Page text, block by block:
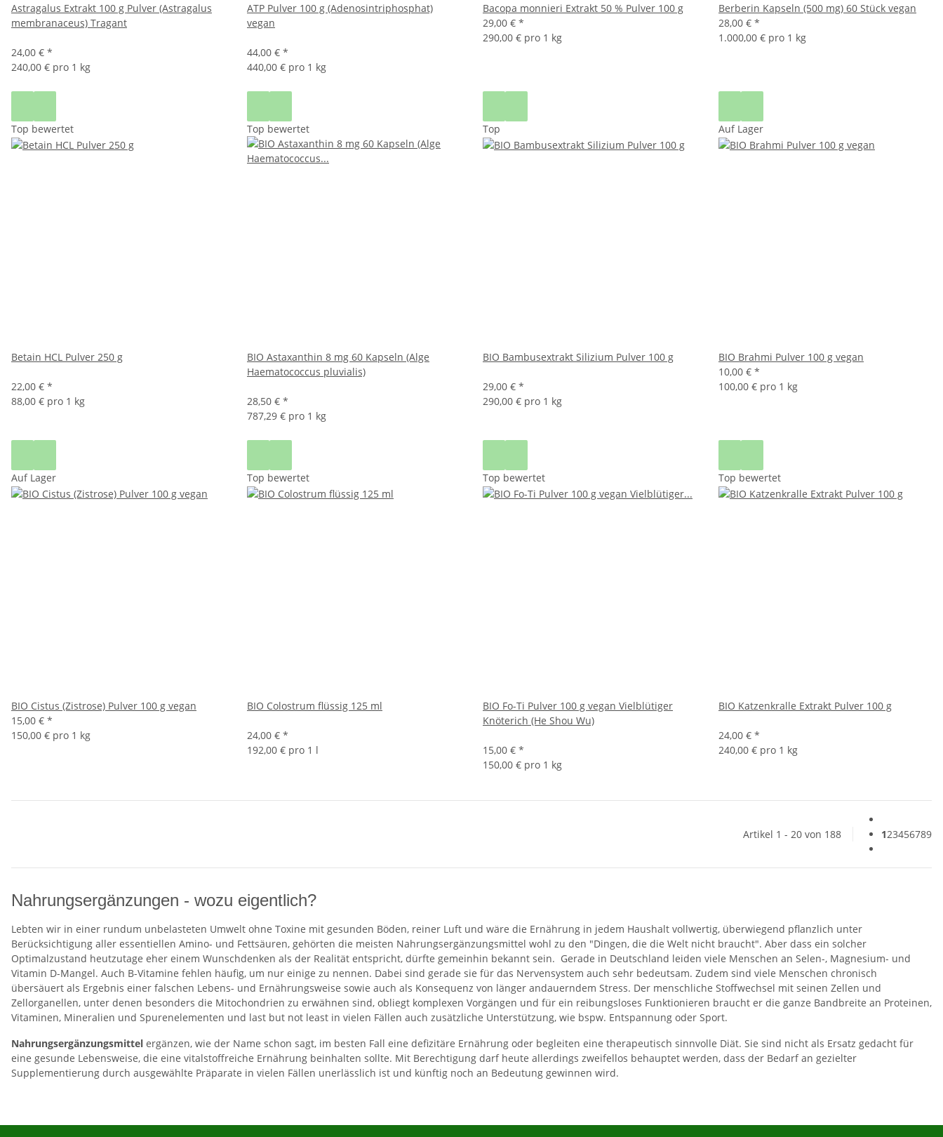
Astragalus Extrakt 100 g Pulver (Astragalus
membranaceus) Tragant
24,00 € *
240,00 € pro 1 kg
ATP Pulver 100 g (Adenosintriphosphat)
vegan
44,00 € *
440,00 € pro 1 kg
Bacopa monnieri Extrakt 50 % Pulver 100 g
29,00 € *
290,00 € pro 1 kg
Berberin Kapseln (500 mg) 60 Stück vegan
28,00 € *
1.000,00 € pro 1 kg
Top bewertet
Betain HCL Pulver 250 g
22,00 € *
88,00 € pro 1 kg
Top bewertet
BIO Astaxanthin 8 mg 60 Kapseln (Alge
Haematococcus pluvialis)
28,50 € *
787,29 € pro 1 kg
Top
BIO Bambusextrakt Silizium Pulver 100 g
29,00 € *
290,00 € pro 1 kg
Auf Lager
BIO Brahmi Pulver 100 g vegan
10,00 € *
100,00 € pro 1 kg
Auf Lager
BIO Cistus (Zistrose) Pulver 100 g vegan
15,00 € *
150,00 € pro 1 kg
Top bewertet
BIO Colostrum flüssig 125 ml
24,00 € *
192,00 € pro 1 l
Top bewertet
BIO Fo-Ti Pulver 100 g vegan Vielblütiger
Knöterich (He Shou Wu)
15,00 € *
150,00 € pro 1 kg
Top bewertet
BIO Katzenkralle Extrakt Pulver 100 g
24,00 € *
240,00 € pro 1 kg
Artikel 1 - 20 von 188 123456789
Nahrungsergänzungen - wozu eigentlich?
Lebten wir in einer rundum unbelasteten Umwelt ohne Toxine mit gesunden Böden, reiner Luft und wäre die Ernährung in jedem Haushalt vollwertig, überwiegend pflanzlich unter
Berücksichtigung aller essentiellen Amino- und Fettsäuren, gehörten die meisten Nahrungsergänzungsmittel wohl zu den "Dingen, die die Welt nicht braucht". Aber dass ein solcher
Optimalzustand heutzutage eher einem Wunschdenken als der Realität entspricht, dürfte gemeinhin bekannt sein. Gerade in Deutschland leiden viele Menschen an Selen-, Magnesium- und
Vitamin D-Mangel. Auch B-Vitamine fehlen häufig, um nur einige zu nennen. Dabei sind gerade sie für das Nervensystem auch sehr bedeutsam. Zudem sind viele Menschen chronisch
übersäuert als Ergebnis einer falschen Lebens- und Ernährungsweise sowie auch als Konsequenz von länger andauerndem Stress. Der menschliche Stoffwechsel mit seinen Zellen und
Zellorganellen, unter denen besonders die Mitochondrien zu erwähnen sind, obliegt komplexen Vorgängen und für ein reibungsloses Funktionieren braucht er die ganze Bandbreite an Proteinen,
Vitaminen, Mineralien und Spurenelementen und last but not least in vielen Fällen auch zusätzliche Unterstützung, wie bspw. Entspannung oder Sport.
Nahrungsergänzungsmittel ergänzen, wie der Name schon sagt, im besten Fall eine defizitäre Ernährung oder begleiten eine therapeutisch sinnvolle Diät. Sie sind nicht als Ersatz gedacht für
eine gesunde Lebensweise, die eine vitalstoffreiche Ernährung beinhalten sollte. Mit Berechtigung darf heute allerdings zweifellos behauptet werden, dass der Bedarf an gezielter
Supplementierung durch ausgewählte Präparate in vielen Fällen unerlässlich ist und künftig noch an Bedeutung gewinnen wird.